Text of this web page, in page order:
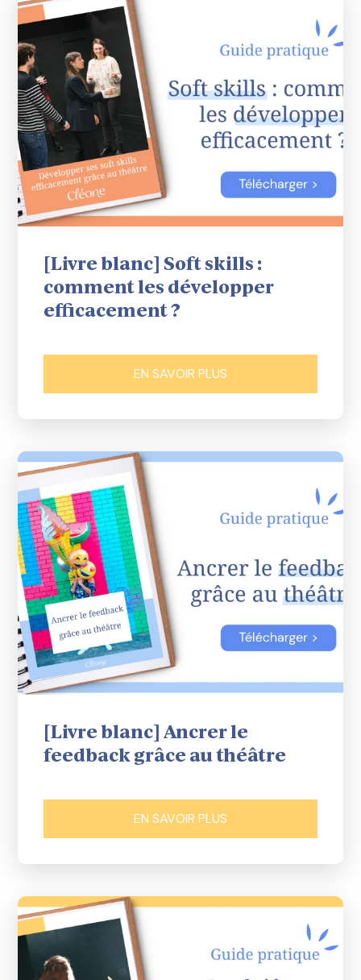
[Livre blanc] Soft skills :
comment les développer
efficacement ?
EN SAVOIR PLUS
[Livre blanc] Ancrer le
feedback grâce au théâtre
EN SAVOIR PLUS